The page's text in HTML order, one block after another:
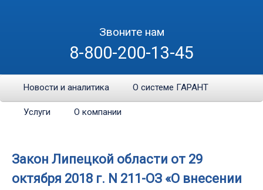
Звоните нам
8-800-200-13-45
Новости и аналитика О системе ГАРАНТ
Услуги О компании
Закон Липецкой области от 29
октября 2018 г. N 211-ОЗ «О внесении